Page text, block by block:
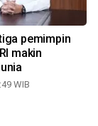
pemimpin
makin
WIB